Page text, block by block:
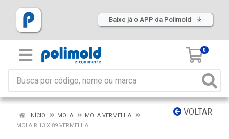
Baixe já o APP da Polimold
0
VOLTAR
INÍCIO MOLA
MOLA VERMELHA
MOLA R 13 X 89 VERMELHA